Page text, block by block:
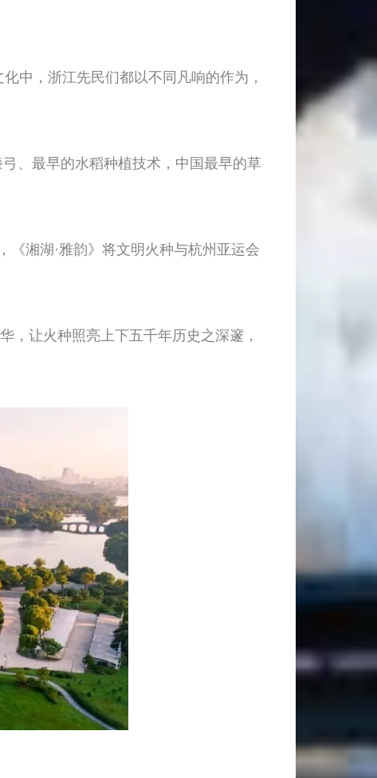
中，浙江先民们都以不同凡响的作为，
、最早的水稻种植技术，中国最早的草
《湘湖·雅韵》将文明火种与杭州亚运会
，让火种照亮上下五千年历史之深邃，